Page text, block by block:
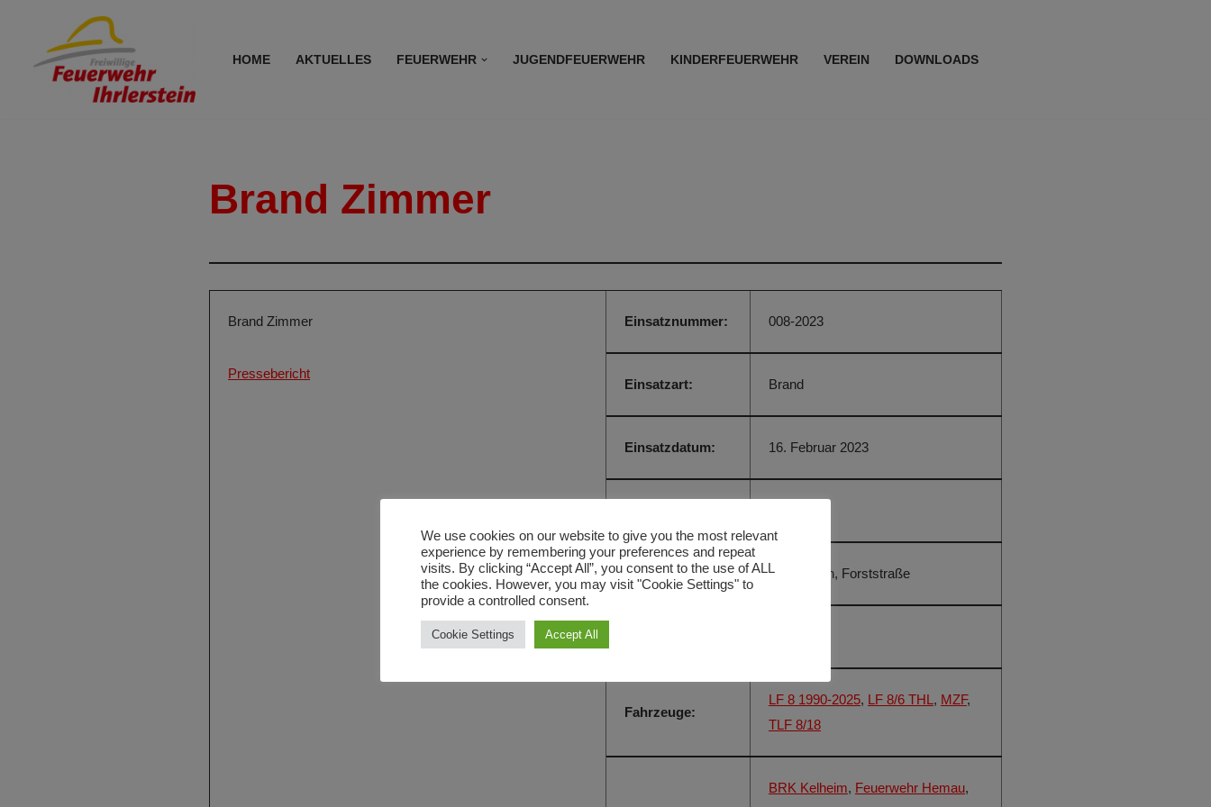
HOME AKTUELLES FEUERWEHR JUGENDFEUERWEHR KINDERFEUERWEHR VEREIN DOWNLOADS
Brand Zimmer
Brand Zimmer
Pressebericht
Einsatznummer: 008-2023
Einsatzart: Brand
Einsatzdatum: 16. Februar 2023
Einsatzort: Maierhofen, Forststraße
Fahrzeuge:
LF 8 1990-2025, LF 8/6 THL , MZF,
TLF 8/18
BRK Kelheim, Feuerwehr Hemau,
We use cookies on our website to give you the most relevant
experience by remembering your preferences and repeat
visits. By clicking “Accept All”, you consent to the use of ALL
the cookies. However, you may visit "Cookie Settings" to
provide a controlled consent.
Cookie Settings Accept All